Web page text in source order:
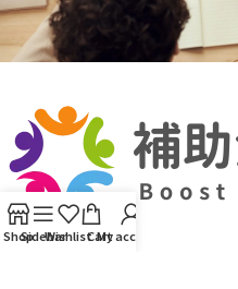
ShopSidebarWishlistCart
My account